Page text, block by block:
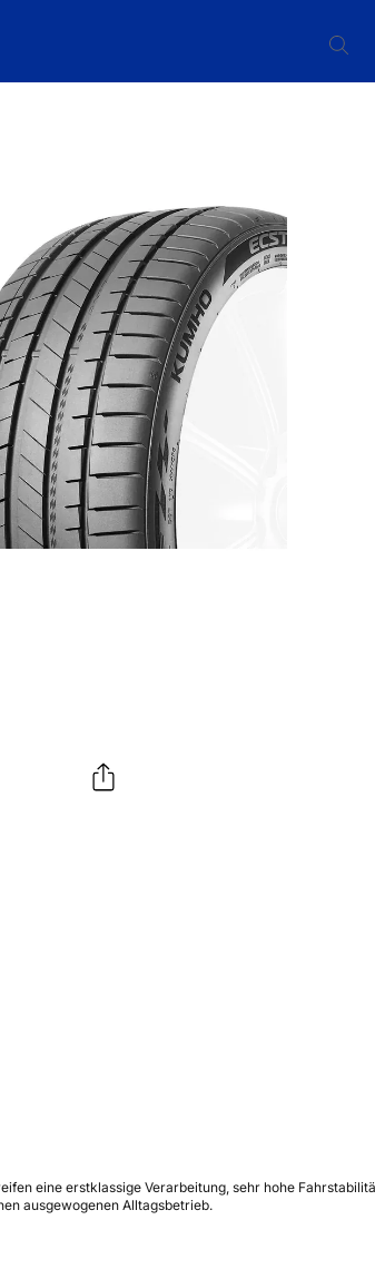
eine erstklassige Verarbeitung, sehr hohe
ausgewogenen Alltagsbetrieb.